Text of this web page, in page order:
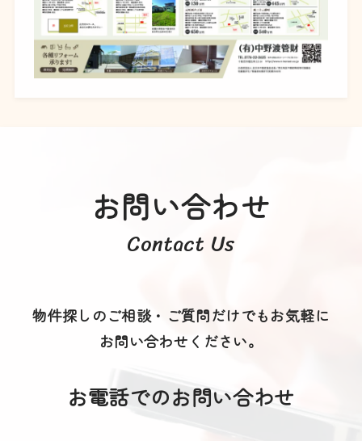
お問い合わせ
Contact Us
物件探しのご相談・ご質問だけでもお気軽に
お問い合わせください。
お電話でのお問い合わせ